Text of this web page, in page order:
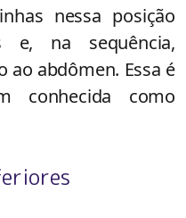
nessa posição
na sequência,
ao abdômen. Essa é
conhecida como